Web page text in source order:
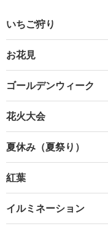
いちご狩り
お花見
ゴールデンウィーク
花火大会
夏休み（夏祭り）
紅葉
イルミネーション